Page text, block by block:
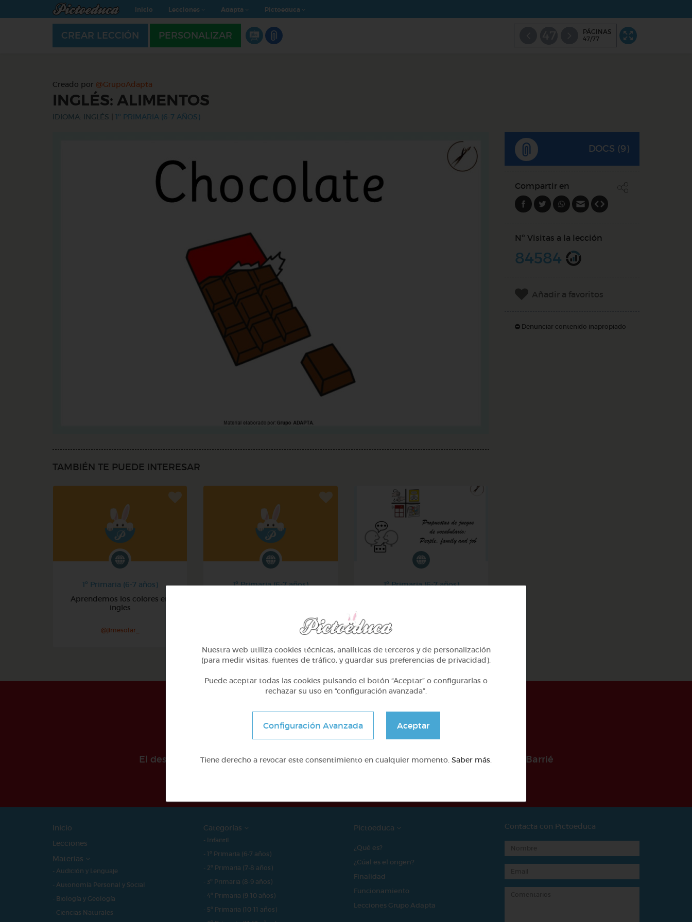
Inicio Lecciones Adapta Pictoeduca
CREAR LECCIÓN PERSONALIZAR
PÁGINAS
47/77
Creado por @GrupoAdapta
INGLÉS: ALIMENTOS
IDIOMA: INGLÉS 1º PRIMARIA (6-7 AÑOS)
TAMBIÉN TE PUEDE INTERESAR
1º Primaria (6-7 años)
Aprendemos los colores en
ingles
@jimesolar_
1º Primaria (6-7 años)
1º Primaria (6-7 años)
DOCS (9)
Compartir en
Nº Visitas a la lección
84584
Añadir a favoritos
Denunciar contenido inapropiado
El desarollo de este proyecto ha sido posible gracias al mecenazgo de la Fundación Barrié
Inicio
Lecciones
Materias
- Audición y Lenguaje
- Autonomía Personal y Social
- Biología y Geología
- Ciencias Naturales
Categorías
- Infantil
- 1º Primaria (6-7 años)
- 2º Primaria (7-8 años)
- 3º Primaria (8-9 años)
- 4º Primaria (9-10 años)
- 5º Primaria (10-11 años)
Pictoeduca
¿Qué es?
¿Cúal es el origen?
Finalidad
Funcionamiento
Lecciones Grupo Adapta
Contacta con Pictoeduca
Nuestra web utiliza cookies técnicas, analíticas de terceros y de personalización
(para medir visitas, fuentes de tráfico, y guardar sus preferencias de privacidad).
Puede aceptar todas las cookies pulsando el botón “Aceptar” o configurarlas o
rechazar su uso en “configuración avanzada”.
Configuración Avanzada Aceptar
Tiene derecho a revocar este consentimiento en cualquier momento. Saber más.